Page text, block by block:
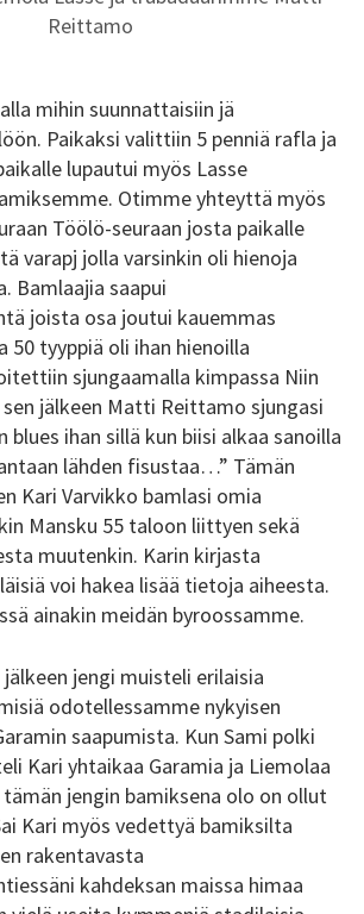
Reittamo
mihin suunnattaisiin jä
Paikaksi valittiin 5 penniä rafla ja
lupautui myös Lasse
Otimme yhteyttä myös
Töölö-seuraan josta paikalle
varapj jolla varsinkin oli hienoja
Bamlaajia saapui
joista osa joutui kauemmas
tyyppiä oli ihan hienoilla
sjungaamalla kimpassa Niin
jälkeen Matti Reittamo sjungasi
blues ihan sillä kun biisi alkaa sanoilla
lähden fisustaa…” Tämän
Kari Varvikko bamlasi omia
Mansku 55 taloon liittyen sekä
muutenkin. Karin kirjasta
voi hakea lisää tietoja aiheesta.
ainakin meidän byroossamme.
jengi muisteli erilaisia
odotellessamme nykyisen
saapumista. Kun Sami polki
Kari yhtaikaa Garamia ja Liemolaa
jengin bamiksena olo on ollut
Kari myös vedettyä bamiksilta
rakentavasta
kahdeksan maissa himaa